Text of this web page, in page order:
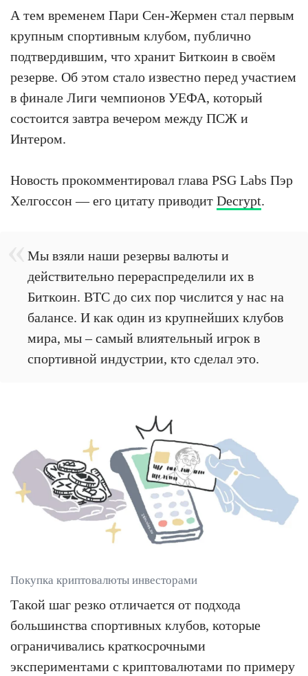
А тем временем Пари Сен-Жермен стал первым
крупным спортивным клубом, публично
подтвердившим, что хранит Биткоин в своём
резерве. Об этом стало известно перед участием
в финале Лиги чемпионов УЕФА, который
состоится завтра вечером между ПСЖ и
Интером.
Новость прокомментировал глава PSG Labs Пэр
Хелгоссон — его цитату приводит Decrypt.
Мы взяли наши резервы валюты и
действительно перераспределили их в
Биткоин. BTC до сих пор числится у нас на
балансе. И как один из крупнейших клубов
мира, мы – самый влиятельный игрок в
спортивной индустрии, кто сделал это.
Покупка криптовалюты инвесторами
Такой шаг резко отличается от подхода
большинства спортивных клубов, которые
ограничивались краткосрочными
экспериментами с криптовалютами по примеру